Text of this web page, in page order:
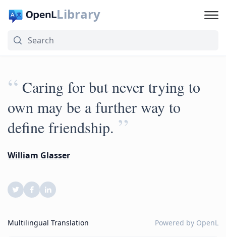
Library
“ Caring for but never trying to
own may be a further way to
define friendship. ”
William Glasser
Multilingual Translation Powered by OpenL